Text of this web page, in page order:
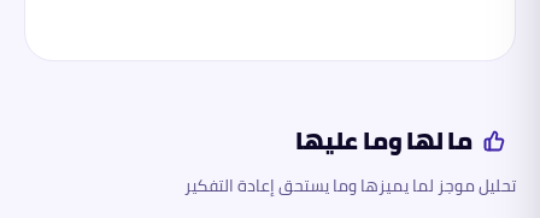
ما لها وما عليها
تحليل موجز لما يميزها وما يستحق إعادة التفكير